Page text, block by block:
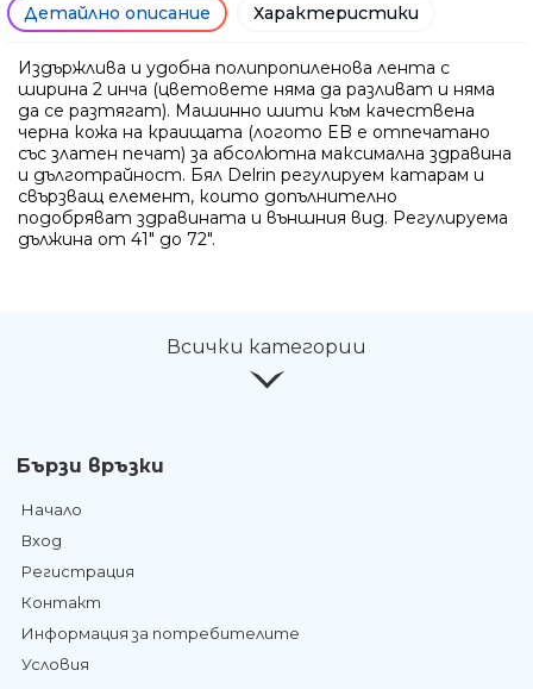
Ние ще се свържем с вас в
Детайлно описание Характеристики
Издържлива и удобна полипропиленова лента с
ширина 2 инча (цветовете няма да разливат и няма
да се разтягат). Машинно шити към качествена
черна кожа на краищата (логото EB е отпечатано
със златен печат) за абсолютна максимална здравина
и дълготрайност. Бял Delrin регулируем катарам и
свързващ елемент, които допълнително
подобряват здравината и външния вид. Регулируема
дължина от 41" до 72".
Всички категории
Бързи връзки
Начало
Вход
Регистрация
Контакт
Информация за потребителите
Условия